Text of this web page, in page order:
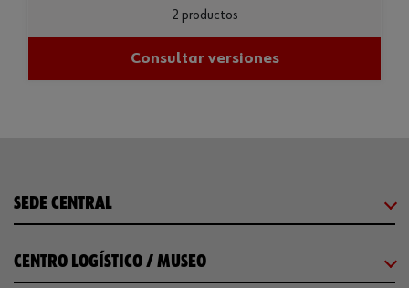
2 productos
Consultar versiones
SEDE CENTRAL
CENTRO LOGÍSTICO / MUSEO